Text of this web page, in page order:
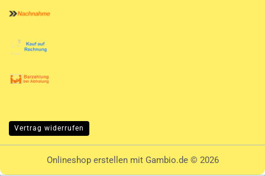
Vertrag widerrufen
Onlineshop erstellenmit Gambio.de © 2026